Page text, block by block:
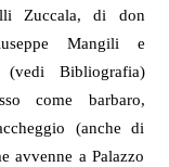
Zuccala, di don
Mangili e
Bibliografia)
come barbaro,
(anche di
avvenne a Palazzo